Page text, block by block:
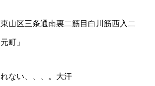
東山区三条通南裏二筋目白川筋西入二
町」
ない、、、。大汗